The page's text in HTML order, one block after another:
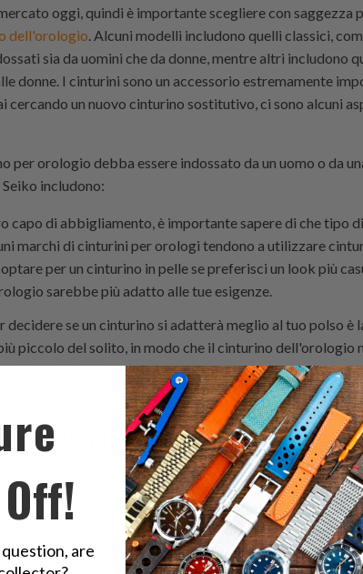
oggi, quindi è importante scegliere con saggezza
dell'orologio . Alcuni modelli includono quelli classici,
sia da uomini che da donne, mentre altri includono
donne. I cinturini sono un accessorio estremamente
cercando un nuovo cinturino sostitutivo, ci sono alcuni
per orologio debba essere indossato da un uomo o da
includono:
capo di abbigliamento, è importante sapere di che tipo
marchi di cinturini per orologi tendono a utilizzare
per un cinturino in pelle se preferisci un look più
sarebbe più adatto alle tue esigenze.
se un cinturino si adatterà meglio al tuo polso è
piccolo del solito, in modo che il cinturino dell'orologio
Tuttavia, se hai mani grandi, opta per qualcosa di più
comoda!
del cinturino di un orologio
è difficile da rompere e un orologio Seiko Kinetic è
comodo da indossare, poiché è possibile
Kinetic. Offre inoltre maggiori opzioni di utilizzo
cinturino può influire sulla sua durata, sul comfort e
are